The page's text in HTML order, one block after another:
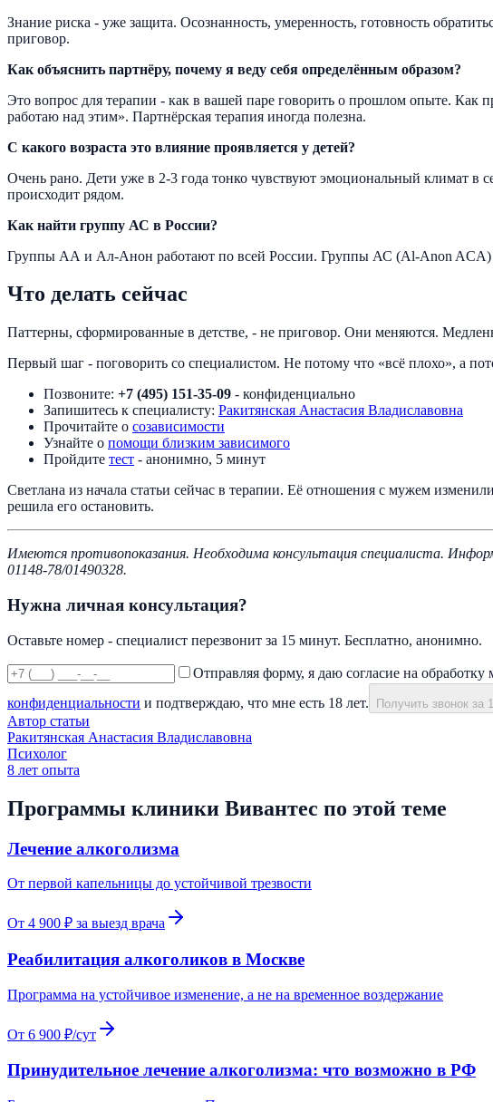
Знание риска - уже защита. Осознанность, умеренность, готовность
приговор.
Как объяснить партнёру, почему я веду себя определённым образом?
Это вопрос для терапии - как в вашей паре говорить о прошлом опыте. Как
работаю над этим». Партнёрская терапия иногда полезна.
С какого возраста это влияние проявляется у детей?
Очень рано. Дети уже в 2-3 года тонко чувствуют эмоциональный климат в
происходит рядом.
Как найти группу АС в России?
Группы АА и Ал-Анон работают по всей России. Группы АС (Al-Anon ACA)
Что делать сейчас
Паттерны, сформированные в детстве, - не приговор. Они меняются.
Первый шаг - поговорить со специалистом. Не потому что «всё плохо», а
Позвоните: +7 (495) 151-35-09 - конфиденциально
Запишитесь к специалисту: Ракитянская Анастасия Владиславовна
Прочитайте о созависимости
Узнайте о помощи близким зависимого
Пройдите тест - анонимно, 5 минут
Светлана из начала статьи сейчас в терапии. Её отношения с мужем
решила его остановить.
Имеются противопоказания. Необходима консультация специалиста.
01148-78/01490328.
Нужна личная консультация?
Оставьте номер - специалист перезвонит за 15 минут. Бесплатно, анонимно.
Отправляя форму, я даю согласие на
конфиденциальности и подтверждаю, что мне есть 18 лет. Получить звонок за
Автор статьи
Ракитянская Анастасия Владиславовна
Психолог
8 лет опыта
Программы клиники Вивантес по этой теме
Лечение алкоголизма
От первой капельницы до устойчивой трезвости
От 4 900 ₽ за выезд врача
Реабилитация алкоголиков в Москве
Программа на устойчивое изменение, а не на временное воздержание
От 6 900 ₽/сут
Принудительное лечение алкоголизма: что возможно в РФ